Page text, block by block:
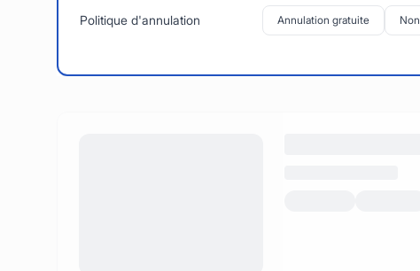
Politique d'annulation Annulation gratuite